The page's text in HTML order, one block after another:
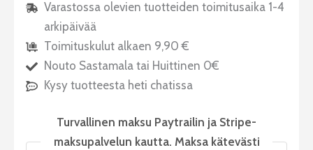
Varastossa olevien tuotteiden toimitusaika 1-4
arkipäivää
Toimituskulut alkaen 9,90 €
Nouto Sastamala tai Huittinen 0€
Kysy tuotteesta heti chatissa
Turvallinen maksu Paytrailin ja Stripe-
maksupalvelun kautta. Maksa kätevästi